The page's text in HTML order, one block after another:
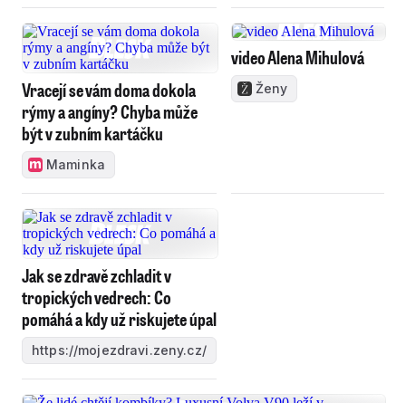
Vracejí se vám doma dokola
rýmy a angíny? Chyba může
být v zubním kartáčku
Maminka
video Alena Mihulová
Ženy
Jak se zdravě zchladit v
tropických vedrech: Co
pomáhá a kdy už riskujete úpal
https://mojezdravi.zeny.cz/